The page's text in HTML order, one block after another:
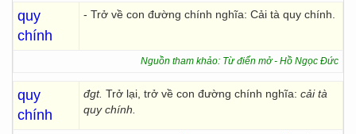
quy
chính
- Trở về con đường chính nghĩa: Cải tà quy chính.
Nguồn tham khảo: Từ điển mở - Hồ Ngọc Đức
quy
chính
đgt. Trở lại, trở về con đường chính nghĩa: cải tà
quy chính.